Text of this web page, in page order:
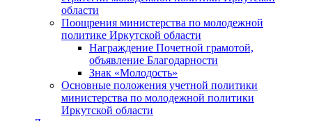
области
Поощрения министерства по молодежной
политике Иркутской области
Награждение Почетной грамотой,
объявление Благодарности
Знак «Молодость»
Основные положения учетной политики
министерства по молодежной политики
Иркутской области